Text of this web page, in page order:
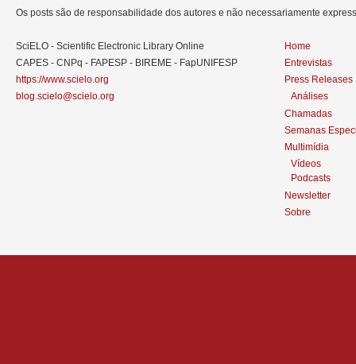
Os posts são de responsabilidade dos autores e não necessariamente
SciELO - Scientific Electronic Library Online
CAPES - CNPq - FAPESP - BIREME - FapUNIFESP
https://www.scielo.org
blog.scielo@scielo.org
Home
Entrevistas
Press Releases
Análises
Chamadas
Semanas
Multimídia
Vídeos
Podcasts
Newsletter
Sobre